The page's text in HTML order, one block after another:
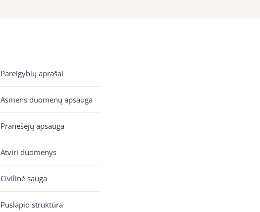
Pareigybių aprašai
Asmens duomenų apsauga
Pranešėjų apsauga
Atviri duomenys
Civilinė sauga
Puslapio struktūra